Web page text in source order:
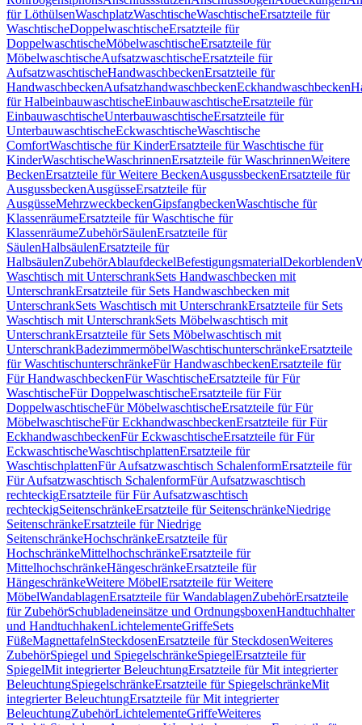
für LöthülsenWaschplatzWaschtischeWaschtischeErsatzteile für
WaschtischeDoppelwaschtischeErsatzteile für
DoppelwaschtischeMöbelwaschtischeErsatzteile für
MöbelwaschtischeAufsatzwaschtischeErsatzteile für
AufsatzwaschtischeHandwaschbeckenErsatzteile für
HandwaschbeckenAufsatzhandwaschbeckenEckhandwaschbecken
für HalbeinbauwaschtischeEinbauwaschtischeErsatzteile für
EinbauwaschtischeUnterbauwaschtischeErsatzteile für
UnterbauwaschtischeEckwaschtischeWaschtische
ComfortWaschtische für KinderErsatzteile für Waschtische für
KinderWaschtischeWaschrinnenErsatzteile für WaschrinnenWeitere
BeckenErsatzteile für Weitere BeckenAusgussbeckenErsatzteile für
AusgussbeckenAusgüsseErsatzteile für
AusgüsseMehrzweckbeckenGipsfangbeckenWaschtische für
KlassenräumeErsatzteile für Waschtische für
KlassenräumeZubehörSäulenErsatzteile für
SäulenHalbsäulenErsatzteile für
HalbsäulenZubehörAblaufdeckelBefestigungsmaterialDekorblenden
Waschtisch mit UnterschrankSets Handwaschbecken mit
UnterschrankErsatzteile für Sets Handwaschbecken mit
UnterschrankSets Waschtisch mit UnterschrankErsatzteile für Sets
Waschtisch mit UnterschrankSets Möbelwaschtisch mit
UnterschrankErsatzteile für Sets Möbelwaschtisch mit
UnterschrankBadezimmermöbelWaschtischunterschränkeErsatzteile
für WaschtischunterschränkeFür HandwaschbeckenErsatzteile für
Für HandwaschbeckenFür WaschtischeErsatzteile für Für
WaschtischeFür DoppelwaschtischeErsatzteile für Für
DoppelwaschtischeFür MöbelwaschtischeErsatzteile für Für
MöbelwaschtischeFür EckhandwaschbeckenErsatzteile für Für
EckhandwaschbeckenFür EckwaschtischeErsatzteile für Für
EckwaschtischeWaschtischplattenErsatzteile für
WaschtischplattenFür Aufsatzwaschtisch SchalenformErsatzteile für
Für Aufsatzwaschtisch SchalenformFür Aufsatzwaschtisch
rechteckigErsatzteile für Für Aufsatzwaschtisch
rechteckigSeitenschränkeErsatzteile für SeitenschränkeNiedrige
SeitenschränkeErsatzteile für Niedrige
SeitenschränkeHochschränkeErsatzteile für
HochschränkeMittelhochschränkeErsatzteile für
MittelhochschränkeHängeschränkeErsatzteile für
HängeschränkeWeitere MöbelErsatzteile für Weitere
MöbelWandablagenErsatzteile für WandablagenZubehörErsatzteile
für ZubehörSchubladeneinsätze und OrdnungsboxenHandtuchhalter
und HandtuchhakenLichtelementeGriffeSets
FüßeMagnettafelnSteckdosenErsatzteile für SteckdosenWeiteres
ZubehörSpiegel und SpiegelschränkeSpiegelErsatzteile für
SpiegelMit integrierter BeleuchtungErsatzteile für Mit integrierter
BeleuchtungSpiegelschränkeErsatzteile für SpiegelschränkeMit
integrierter BeleuchtungErsatzteile für Mit integrierter
BeleuchtungZubehörLichtelementeGriffeWeiteres